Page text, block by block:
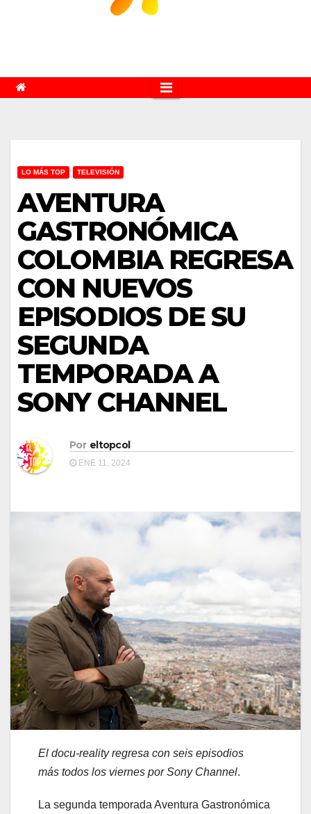
LO MÁS TOP TELEVISIÓN
AVENTURA
GASTRONÓMICA
COLOMBIA REGRESA
CON NUEVOS
EPISODIOS DE SU
SEGUNDA
TEMPORADA A
SONY CHANNEL
Por eltopcol
ENE 11, 2024
El docu-reality regresa con seis episodios
más todos los viernes por Sony Channel.
La segunda temporada Aventura Gastronómica